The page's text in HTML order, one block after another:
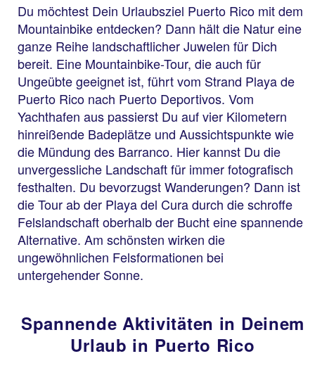
Du möchtest Dein Urlaubsziel Puerto Rico mit dem
Mountainbike entdecken? Dann hält die Natur eine
ganze Reihe landschaftlicher Juwelen für Dich
bereit. Eine Mountainbike-Tour, die auch für
Ungeübte geeignet ist, führt vom Strand Playa de
Puerto Rico nach Puerto Deportivos. Vom
Yachthafen aus passierst Du auf vier Kilometern
hinreißende Badeplätze und Aussichtspunkte wie
die Mündung des Barranco. Hier kannst Du die
unvergessliche Landschaft für immer fotografisch
festhalten. Du bevorzugst Wanderungen? Dann ist
die Tour ab der Playa del Cura durch die schroffe
Felslandschaft oberhalb der Bucht eine spannende
Alternative. Am schönsten wirken die
ungewöhnlichen Felsformationen bei
untergehender Sonne.
Spannende Aktivitäten in Deinem
Urlaub in Puerto Rico